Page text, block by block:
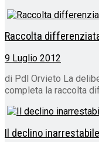
Raccolta
9 Luglio 2012
di Pdl Orvieto La
completa la raccolta
Il declino